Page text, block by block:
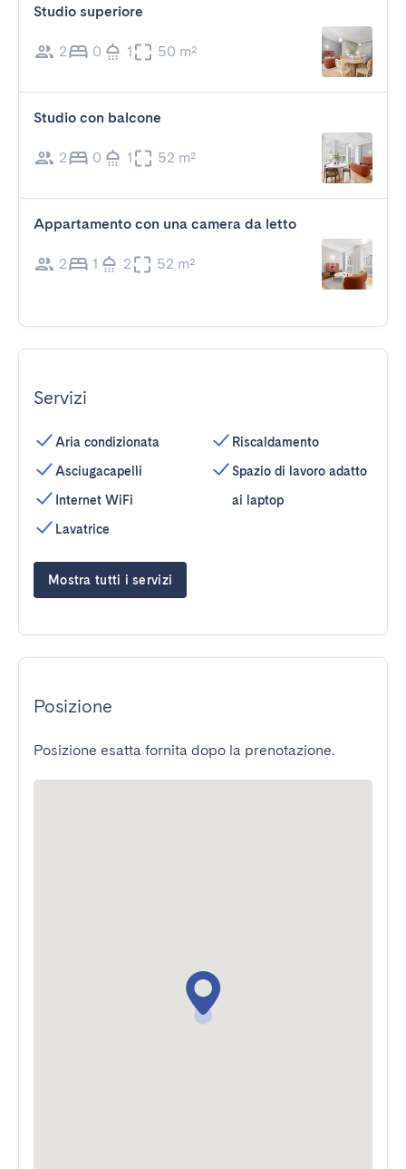
Studio superiore
2 0 1 50 m²
Studio con balcone
2 0 1 52 m²
Appartamento con una camera da letto
2 1 2 52 m²
Servizi
Aria condizionata
Asciugacapelli
Internet WiFi
Lavatrice
Riscaldamento
Spazio di lavoro adatto
ai laptop
Mostra tutti i servizi
Posizione
Posizione esatta fornita dopo la prenotazione.